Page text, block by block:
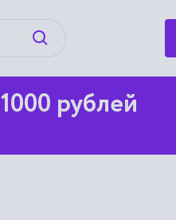
Искать
рублей